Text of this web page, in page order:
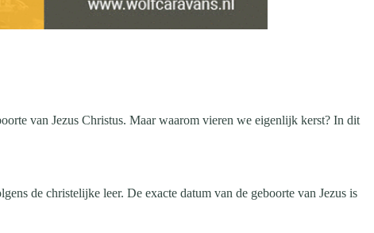
van Jezus Christus. Maar waarom vieren we eigenlijk kerst? In dit
de christelijke leer. De exacte datum van de geboorte van Jezus is